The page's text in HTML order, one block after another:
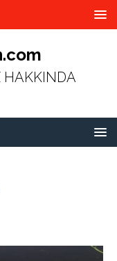
HAKKINDA